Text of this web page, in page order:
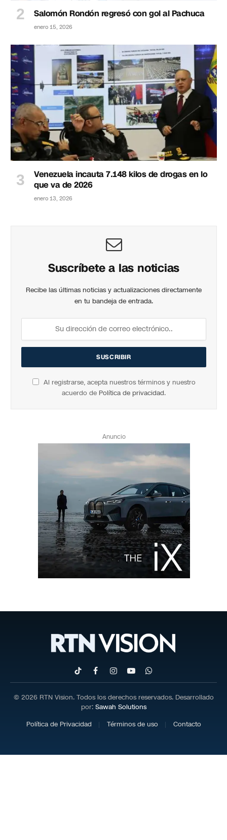
Salomón Rondón regresó con gol al Pachuca
enero 15, 2026
Venezuela incauta 7.148 kilos de drogas en lo
que va de 2026
enero 13, 2026
Suscríbete a las noticias
Recibe las últimas noticias y actualizaciones directamente
en tu bandeja de entrada.
Al registrarse, acepta nuestros términos y nuestro
acuerdo de Política de privacidad.
Anuncio
TikTokFacebookInstagram
YouTubeWhatsApp
© 2026 RTN Vision. Todos los derechos reservados. Desarrollado
por: Sawah Solutions
Política de Privacidad
Términos de uso Contacto